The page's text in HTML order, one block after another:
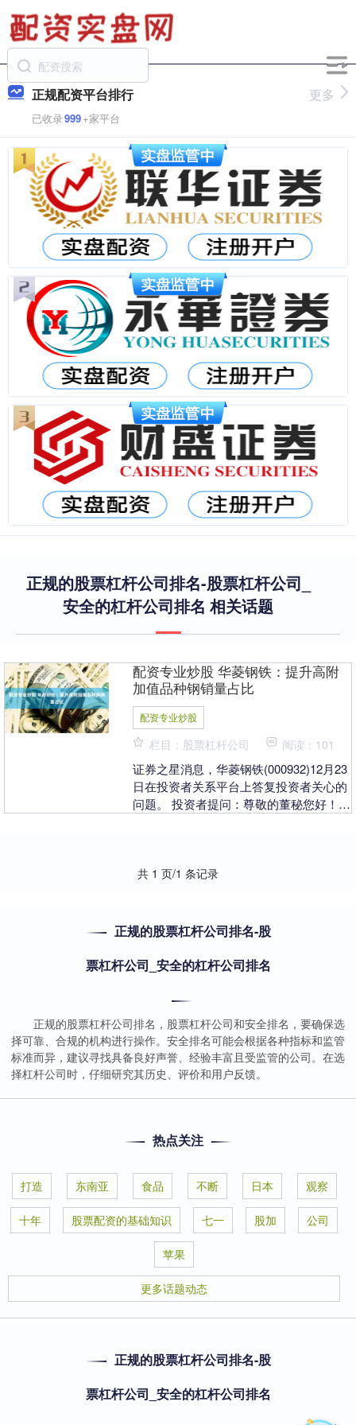
正规配资平台排行
已收录999+家平台
更多
正规的股票杠杆公司排名-股票杠杆公司_
安全的杠杆公司排名 相关话题
配资专业炒股 华菱钢铁：提升高附
加值品种钢销量占比
配资专业炒股
栏目：股票杠杆公司 阅读：101
证券之星消息，华菱钢铁(000932)12月23
日在投资者关系平台上答复投资者关心的
问题。 投资者提问：尊敬的董秘您好！作
共 1 页/1 条记录
正规的股票杠杆公司排名-股
票杠杆公司_安全的杠杆公司排名
正规的股票杠杆公司排名，股票杠杆公司和安全排名，要确保选
择可靠、合规的机构进行操作。安全排名可能会根据各种指标和监管
标准而异，建议寻找具备良好声誉、经验丰富且受监管的公司。在选
择杠杆公司时，仔细研究其历史、评价和用户反馈。
热点关注
打造 东南亚 食品 不断 日本 观察
十年 股票配资的基础知识 七一 股加 公司
苹果
更多话题动态
正规的股票杠杆公司排名-股
票杠杆公司_安全的杠杆公司排名